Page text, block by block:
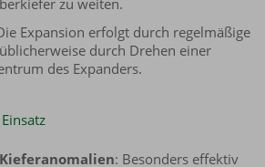
Expansion erfolgt durch regelmäßige
durch Drehen einer
des Expanders.
: Besonders effektiv